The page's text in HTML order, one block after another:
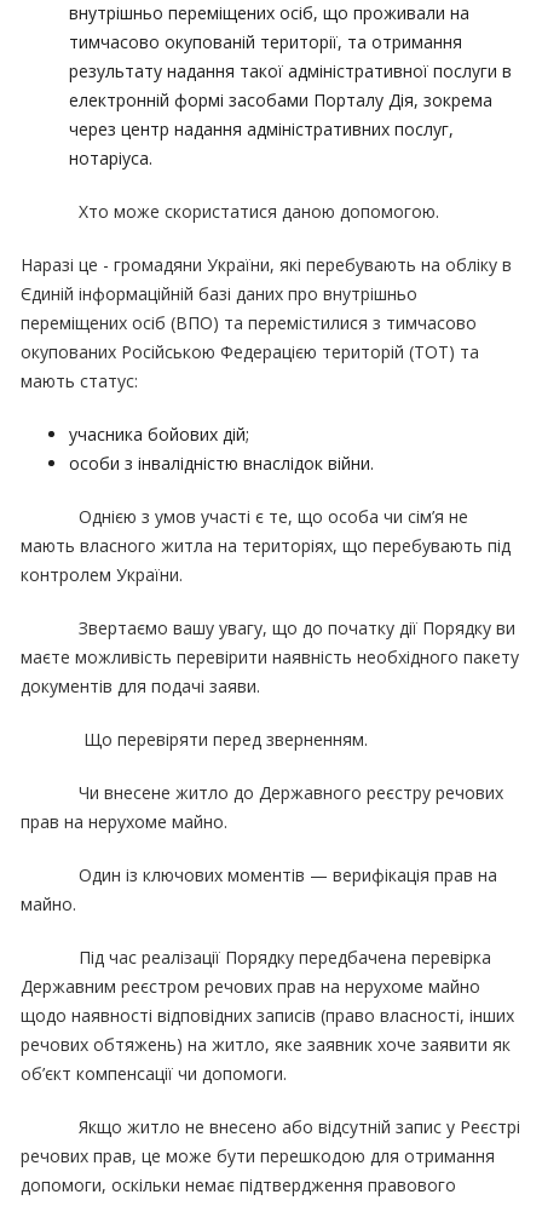
внутрішньо переміщених осіб, що проживали на
тимчасово окупованій території, та отримання
результату надання такої адміністративної послуги в
електронній формі засобами Порталу Дія, зокрема
через центр надання адміністративних послуг,
нотаріуса.
Хто може скористатися даною допомогою.
Наразі це - громадяни України, які перебувають на обліку в
Єдиній інформаційній базі даних про внутрішньо
переміщених осіб (ВПО) та перемістилися з тимчасово
окупованих Російською Федерацією територій (ТОТ) та
мають статус:
учасника бойових дій;
особи з інвалідністю внаслідок війни.
Однією з умов участі є те, що особа чи сім’я не
мають власного житла на територіях, що перебувають під
контролем України.
Звертаємо вашу увагу, що до початку дії Порядку ви
маєте можливість перевірити наявність необхідного пакету
документів для подачі заяви.
Що перевіряти перед зверненням.
Чи внесене житло до Державного реєстру речових
прав на нерухоме майно.
Один із ключових моментів — верифікація прав на
майно.
Під час реалізації Порядку передбачена перевірка
Державним реєстром речових прав на нерухоме майно
щодо наявності відповідних записів (право власності, інших
речових обтяжень) на житло, яке заявник хоче заявити як
об’єкт компенсації чи допомоги.
Якщо житло не внесено або відсутній запис у Реєстрі
речових прав, це може бути перешкодою для отримання
допомоги, оскільки немає підтвердження правового